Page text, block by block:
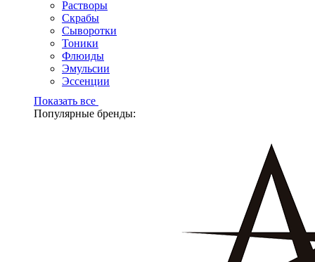
Растворы
Скрабы
Сыворотки
Тоники
Флюиды
Эмульсии
Эссенции
Показать все
Популярные бренды: